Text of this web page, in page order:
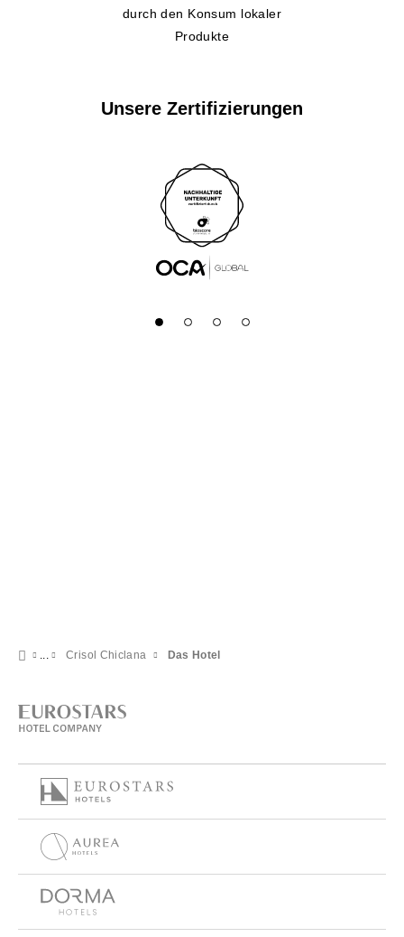
durch den Konsum lokaler
Produkte
Unsere Zertifizierungen
Crisol Chiclana Das Hotel